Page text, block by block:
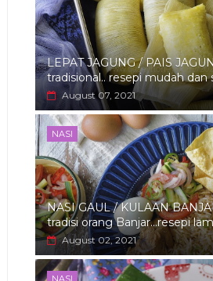
LEPAT JAGUNG / PAIS
tradisional.. resepi mudah dan
August 07, 2021
NASI
NASI GAUL / KULAAN
tradisi orang Banjar...resepi
August 02, 2021